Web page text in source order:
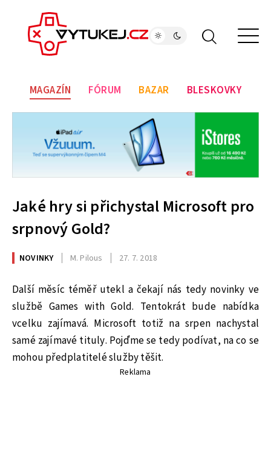
MAGAZÍN FÓRUM BAZAR BLESKOVKY
Jaké hry si přichystal Microsoft pro
srpnový Gold?
NOVINKY M. Pilous 27. 7. 2018
Další měsíc téměř utekl a čekají nás tedy novinky ve
službě Games with Gold. Tentokrát bude nabídka
vcelku zajímavá. Microsoft totiž na srpen nachystal
samé zajímavé tituly. Pojďme se tedy podívat, na co se
mohou předplatitelé služby těšit.
Reklama